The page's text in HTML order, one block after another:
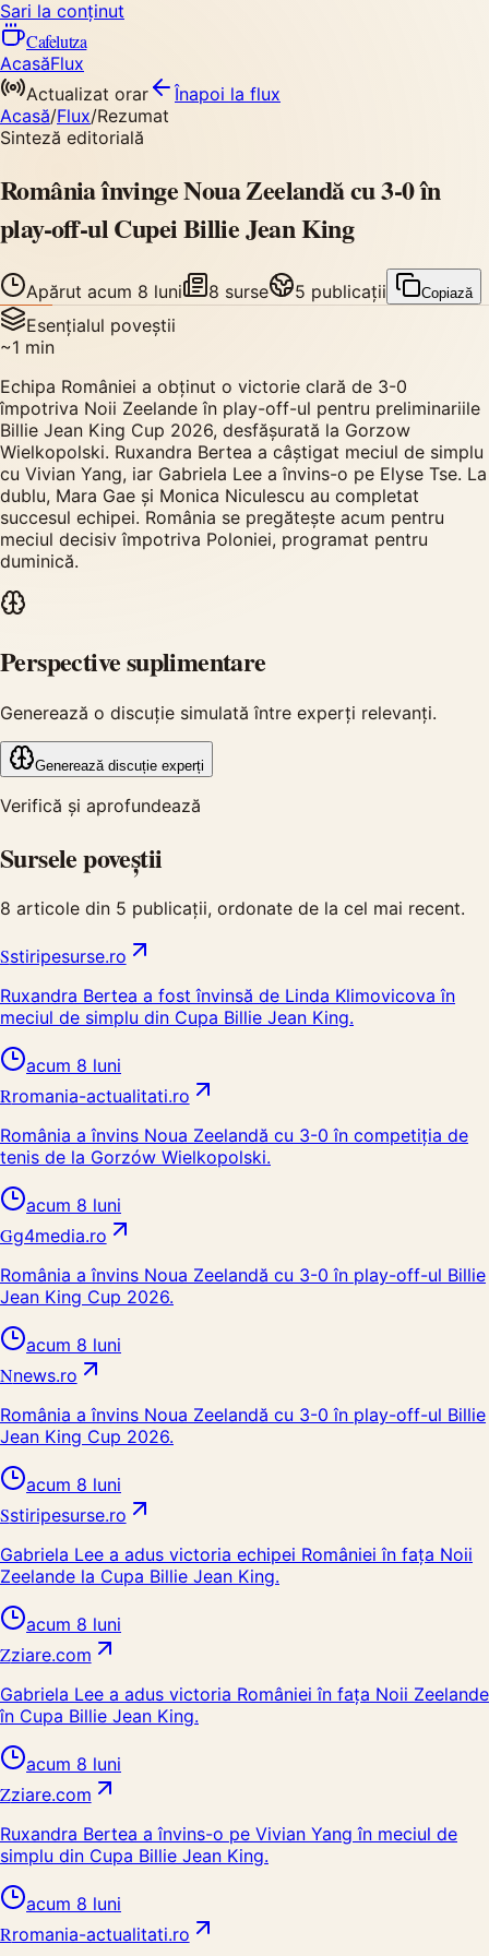
Sari la conținut
Cafelutza
AcasăFlux
Actualizat orar
Înapoi la flux
Acasă/Flux/Rezumat
Sinteză editorială
România învinge Noua Zeelandă cu 3-0 în
play-off-ul Cupei Billie Jean King
Apărut acum 8 luni 8 surse 5 publicații Copiază
Esențialul poveștii
~1 min
Echipa României a obținut o victorie clară de 3-0
împotriva Noii Zeelande în play-off-ul pentru preliminariile
Billie Jean King Cup 2026, desfășurată la Gorzow
Wielkopolski. Ruxandra Bertea a câștigat meciul de simplu
cu Vivian Yang, iar Gabriela Lee a învins-o pe Elyse Tse. La
dublu, Mara Gae și Monica Niculescu au completat
succesul echipei. România se pregătește acum pentru
meciul decisiv împotriva Poloniei, programat pentru
duminică.
Perspective suplimentare
Generează o discuție simulată între experți relevanți.
Generează discuție experți
Verifică și aprofundează
Sursele poveștii
8 articole din 5 publicații, ordonate de la cel mai recent.
Sstiripesurse.ro
Ruxandra Bertea a fost învinsă de Linda Klimovicova în
meciul de simplu din Cupa Billie Jean King.
acum 8 luni
Rromania-actualitati.ro
România a învins Noua Zeelandă cu 3-0 în competiția de
tenis de la Gorzów Wielkopolski.
acum 8 luni
Gg4media.ro
România a învins Noua Zeelandă cu 3-0 în play-off-ul Billie
Jean King Cup 2026.
acum 8 luni
Nnews.ro
România a învins Noua Zeelandă cu 3-0 în play-off-ul Billie
Jean King Cup 2026.
acum 8 luni
Sstiripesurse.ro
Gabriela Lee a adus victoria echipei României în faţa Noii
Zeelande la Cupa Billie Jean King.
acum 8 luni
Zziare.com
Gabriela Lee a adus victoria României în fața Noii Zeelande
în Cupa Billie Jean King.
acum 8 luni
Zziare.com
Ruxandra Bertea a învins-o pe Vivian Yang în meciul de
simplu din Cupa Billie Jean King.
acum 8 luni
Rromania-actualitati.ro